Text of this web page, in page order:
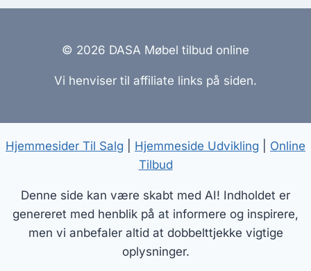
© 2026 DASA Møbel tilbud online
Vi henviser til affiliate links på siden.
Hjemmesider Til Salg Hjemmeside Udvikling
Online
Tilbud
Denne side kan være skabt med AI! Indholdet er
genereret med henblik på at informere og inspirere,
men vi anbefaler altid at dobbelttjekke vigtige
oplysninger.